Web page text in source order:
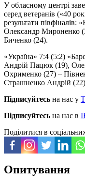
У обласному центрі
серед ветеранів («40
результати півфіналів:
Олександр Мироненко
Биченко (24).
«Україна» 7:4 (5:2)
Андрій Пацюк (19),
Охрименко (27) –
Страшненко Андрій
Підписуйтесь на нас у
Підписуйтесь на нас в
Поділитися в
Опитування